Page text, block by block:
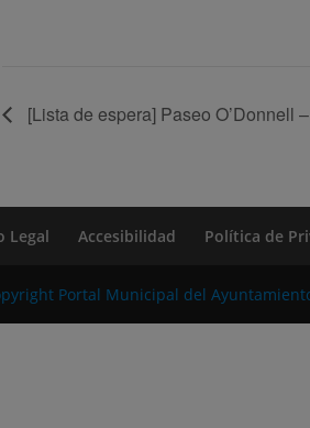
[Lista de espera] Paseo O’Donnell
Legal Accesibilidad Política de
Portal Municipal del